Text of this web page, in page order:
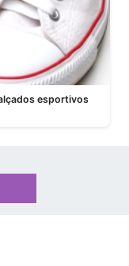
esportivos